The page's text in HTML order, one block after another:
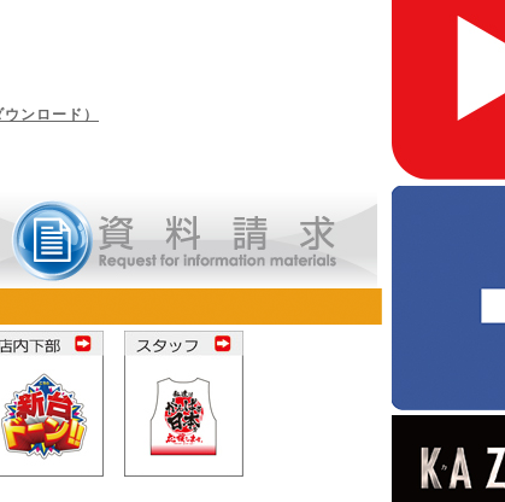
ンロード）